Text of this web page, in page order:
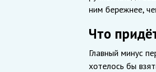
ним бережнее,
Что
Главный минус
хотелось бы